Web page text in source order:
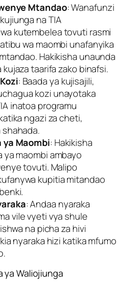
Mtandao: Wanafunzi
na TIA
kutembelea tovuti rasmi
wa maombi unafanyika
Hakikisha unaunda
taarifa zako binafsi.
: Baada ya kujisajili,
kozi unayotaka
inatoa programu
ngazi za cheti,
ya Maombi: Hakikisha
ya maombi ambayo
tovuti. Malipo
kupitia mitandao
: Andaa nyaraka
vile vyeti vya shule
na picha za hivi
nyaraka hizi katika mfumo
ya Waliojiunga